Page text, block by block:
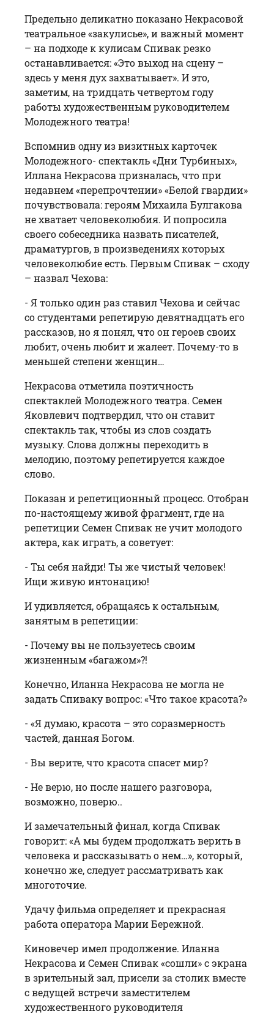
Предельно деликатно показано Некрасовой
театральное «закулисье», и важный момент
– на подходе к кулисам Спивак резко
останавливается: «Это выход на сцену –
здесь у меня дух захватывает». И это,
заметим, на тридцать четвертом году
работы художественным руководителем
Молодежного театра!
Вспомнив одну из визитных карточек
Молодежного- спектакль «Дни Турбиных»,
Иллана Некрасова призналась, что при
недавнем «перепрочтении» «Белой гвардии»
почувствовала: героям Михаила Булгакова
не хватает человеколюбия. И попросила
своего собеседника назвать писателей,
драматургов, в произведениях которых
человеколюбие есть. Первым Спивак – сходу
– назвал Чехова:
- Я только один раз ставил Чехова и сейчас
со студентами репетирую девятнадцать его
рассказов, но я понял, что он героев своих
любит, очень любит и жалеет. Почему-то в
меньшей степени женщин…
Некрасова отметила поэтичность
спектаклей Молодежного театра. Семен
Яковлевич подтвердил, что он ставит
спектакль так, чтобы из слов создать
музыку. Слова должны переходить в
мелодию, поэтому репетируется каждое
слово.
Показан и репетиционный процесс. Отобран
по-настоящему живой фрагмент, где на
репетиции Семен Спивак не учит молодого
актера, как играть, а советует:
- Ты себя найди! Ты же чистый человек!
Ищи живую интонацию!
И удивляется, обращаясь к остальным,
занятым в репетиции:
- Почему вы не пользуетесь своим
жизненным «багажом»?!
Конечно, Иланна Некрасова не могла не
задать Спиваку вопрос: «Что такое красота?»
- «Я думаю, красота – это соразмерность
частей, данная Богом.
- Вы верите, что красота спасет мир?
- Не верю, но после нашего разговора,
возможно, поверю..
И замечательный финал, когда Спивак
говорит: «А мы будем продолжать верить в
человека и рассказывать о нем…», который,
конечно же, следует рассматривать как
многоточие.
Удачу фильма определяет и прекрасная
работа оператора Марии Бережной.
Киновечер имел продолжение. Иланна
Некрасова и Семен Спивак «сошли» с экрана
в зрительный зал, присели за столик вместе
с ведущей встречи заместителем
художественного руководителя